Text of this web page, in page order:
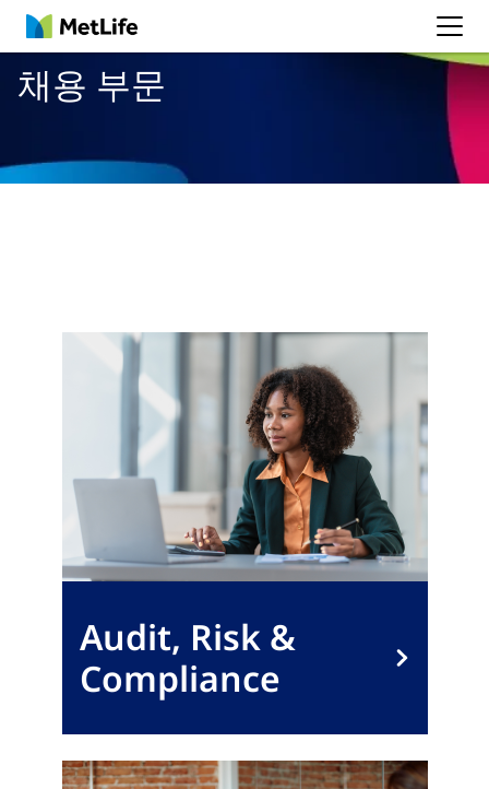
MetLife
채용 부문
Audit, Risk &
Compliance